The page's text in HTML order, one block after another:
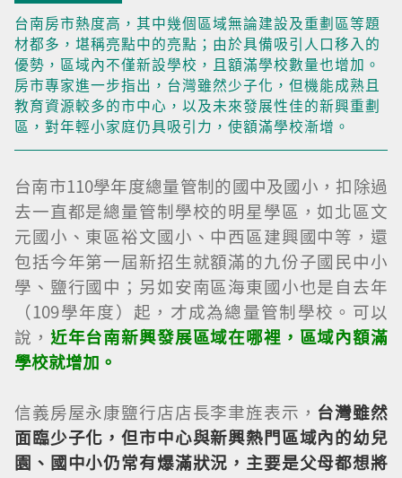
台南房市熱度高，其中幾個區域無論建設及重劃區等題
材都多，堪稱亮點中的亮點；由於具備吸引人口移入的
優勢，區域內不僅新設學校，且額滿學校數量也增加。
房市專家進一步指出，台灣雖然少子化，但機能成熟且
教育資源較多的市中心，以及未來發展性佳的新興重劃
區，對年輕小家庭仍具吸引力，使額滿學校漸增。
台南市110學年度總量管制的國中及國小，扣除過
去一直都是總量管制學校的明星學區，如北區文
元國小、東區裕文國小、中西區建興國中等，還
包括今年第一屆新招生就額滿的九份子國民中小
學、鹽行國中；另如安南區海東國小也是自去年
（109學年度）起，才成為總量管制學校。可以
說， 近年台南新興發展區域在哪裡，區域內額滿
學校就增加。
信義房屋永康鹽行店店長李聿旌表示， 台灣雖然
面臨少子化，但市中心與新興熱門區域內的幼兒
園、國中小仍常有爆滿狀況，主要是父母都想將